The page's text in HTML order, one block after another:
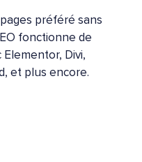
préféré sans
fonctionne de
Divi,
et plus encore.